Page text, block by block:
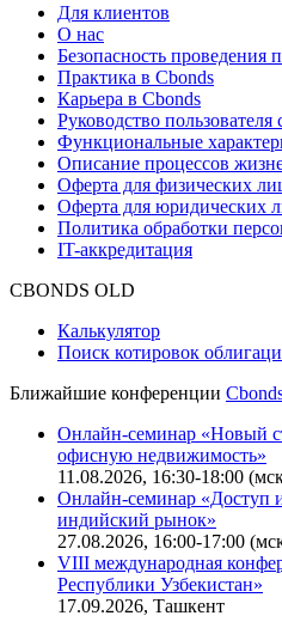
Для клиентов
О нас
Безопасность проведения
Практика в Cbonds
Карьера в Cbonds
Руководство пользователя
Функциональные
Описание процессов
Оферта для физических
Оферта для юридических
Политика обработки
IT-аккредитация
CBONDS OLD
Калькулятор
Поиск котировок
Ближайшие конференции
Онлайн-семинар «Новый
офисную недвижимость»
11.08.2026, 16:30-18:00
Онлайн-семинар «Доступ
индийский рынок»
27.08.2026, 16:00-17:00
VIII международная
Республики Узбекистан»
17.09.2026, Ташкент